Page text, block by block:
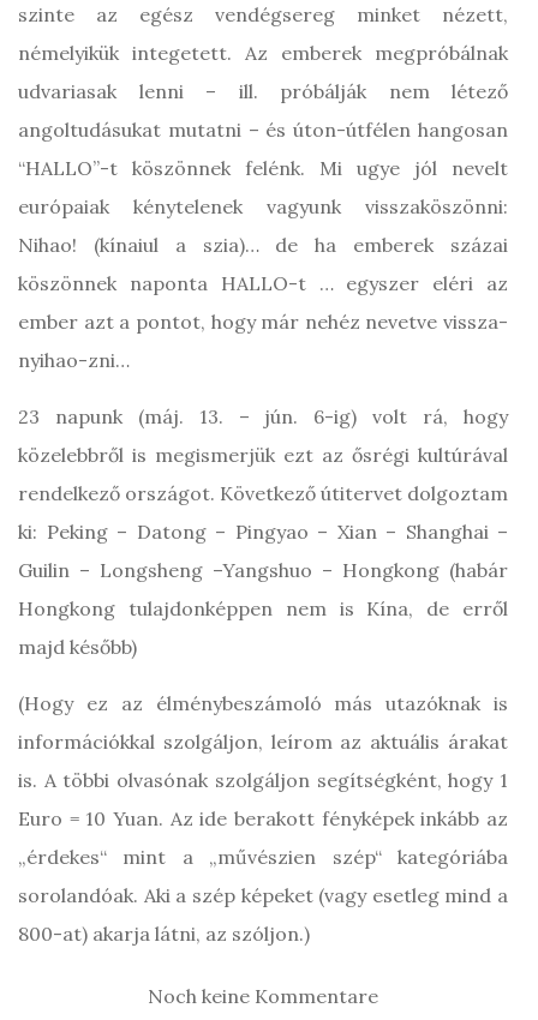
szinte az egész vendégsereg minket nézett,
némelyikük integetett. Az emberek megpróbálnak
udvariasak lenni – ill. próbálják nem létező
angoltudásukat mutatni – és úton-útfélen hangosan
“HALLO”-t köszönnek felénk. Mi ugye jól nevelt
európaiak kénytelenek vagyunk visszaköszönni:
Nihao! (kínaiul a szia)… de ha emberek százai
köszönnek naponta HALLO-t … egyszer eléri az
ember azt a pontot, hogy már nehéz nevetve vissza-
nyihao-zni…
23 napunk (máj. 13. – jún. 6-ig) volt rá, hogy
közelebbről is megismerjük ezt az ősrégi kultúrával
rendelkező országot. Következő útitervet dolgoztam
ki: Peking – Datong – Pingyao – Xian – Shanghai –
Guilin – Longsheng –Yangshuo – Hongkong (habár
Hongkong tulajdonképpen nem is Kína, de erről
majd később)
(Hogy ez az élménybeszámoló más utazóknak is
információkkal szolgáljon, leírom az aktuális árakat
is. A többi olvasónak szolgáljon segítségként, hogy 1
Euro = 10 Yuan. Az ide berakott fényképek inkább az
„érdekes“ mint a „művészien szép“ kategóriába
sorolandóak. Aki a szép képeket (vagy esetleg mind a
800-at) akarja látni, az szóljon.)
Noch keine Kommentare